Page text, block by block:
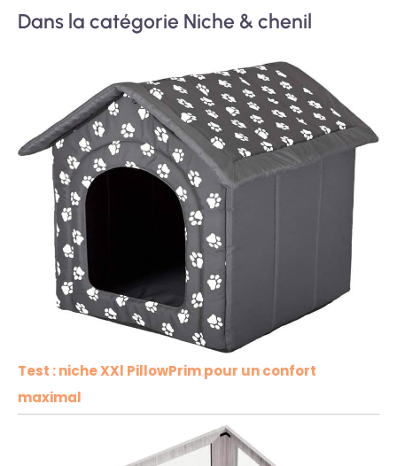
Dans la catégorie Niche & chenil
Test : niche XXl PillowPrim pour un confort
maximal